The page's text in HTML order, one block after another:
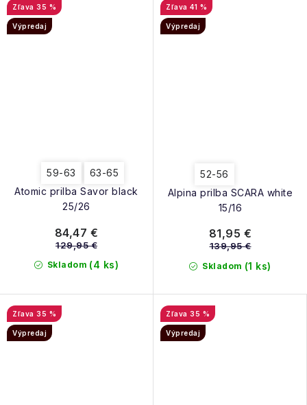
Atomic prilba Savor black
25/26
35 %
Výpredaj
59-63 63-65
Skladom (4 ks)
84,47 €
129,95 €
Alpina prilba SCARA white
15/16
41 %
Výpredaj
52-56
Skladom (1 ks)
81,95 €
139,95 €
35 %
Výpredaj
35 %
Výpredaj